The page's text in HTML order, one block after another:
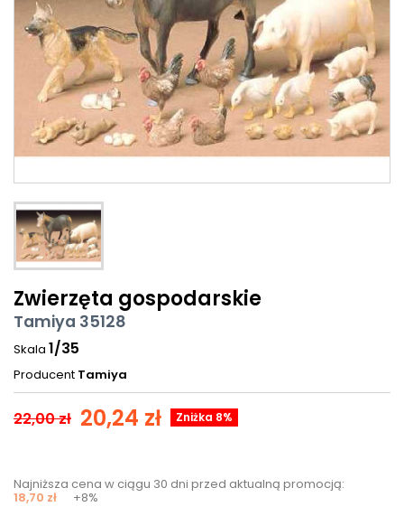
Zwierzęta gospodarskie
Tamiya 35128
Skala 1/35
Producent Tamiya
22,00 zł 20,24 zł Zniżka 8%
Najniższa cena w ciągu 30 dni przed aktualną promocją:
18,70 zł +8%